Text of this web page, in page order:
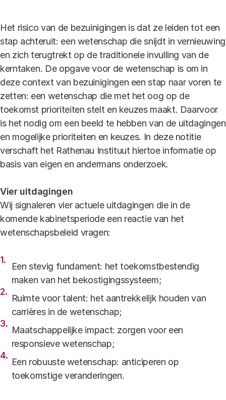
Het risico van de bezuinigingen is dat ze leiden tot een
stap achteruit: een wetenschap die snijdt in vernieuwing
en zich terugtrekt op de traditionele invulling van de
kerntaken. De opgave voor de wetenschap is om in
deze context van bezuinigingen een stap naar voren te
zetten: een wetenschap die met het oog op de
toekomst prioriteiten stelt en keuzes maakt. Daarvoor
is het nodig om een beeld te hebben van de uitdagingen
en mogelijke prioriteiten en keuzes. In deze notitie
verschaft het Rathenau Instituut hiertoe informatie op
basis van eigen en andermans onderzoek.
Vier uitdagingen
Wij signaleren vier actuele uitdagingen die in de
komende kabinetsperiode een reactie van het
wetenschapsbeleid vragen:
Een stevig fundament: het toekomstbestendig
maken van het bekostigingssysteem;
Ruimte voor talent: het aantrekkelijk houden van
carrières in de wetenschap;
Maatschappelijke impact: zorgen voor een
responsieve wetenschap;
Een robuuste wetenschap: anticiperen op
toekomstige veranderingen.